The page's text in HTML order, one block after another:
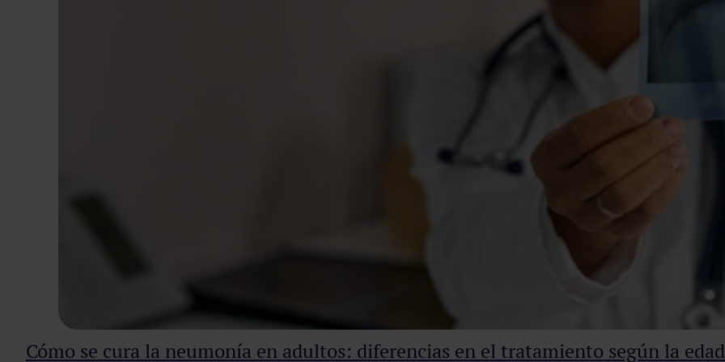
Cómo se cura la neumonía en adultos: diferencias en el tratamiento según la edad